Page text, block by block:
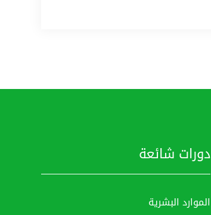
دورات شائعة
الموارد البشرية